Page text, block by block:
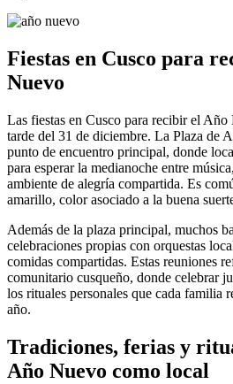
Fiestas en Cusco para
Nuevo
Las fiestas en Cusco para recibir el Año
tarde del 31 de diciembre. La Plaza de
punto de encuentro principal, donde
para esperar la medianoche entre
ambiente de alegría compartida. Es
amarillo, color asociado a la buena
Además de la plaza principal, muchos
celebraciones propias con orquestas
comidas compartidas. Estas reuniones
comunitario cusqueño, donde celebrar
los rituales personales que cada familia
año.
Tradiciones, ferias y
Año Nuevo como local